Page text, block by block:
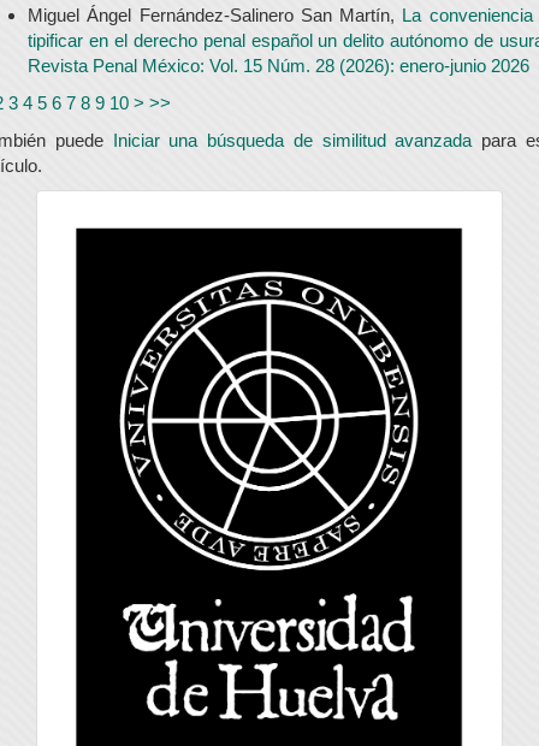
Miguel Ángel Fernández-Salinero San Martín, La conveniencia
tipificar en el derecho penal español un delito autónomo de
Revista Penal México: Vol. 15 Núm. 28 (2026): enero-junio 2026
3 4 5 6 7 8 9 10 > >>
puede Iniciar una búsqueda de similitud avanzada para
universidad